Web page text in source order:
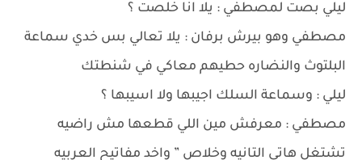
ليلي بصت لمصطفي : يلا انا خلصت ؟
مصطفي وهو بيرش برفان : يلا تعالي بس خدي سماعة
البلتوث والنضاره حطيهم معاكي في شنطتك
ليلي : وسماعة السلك اجيبها ولا اسيبها ؟
مصطفي : معرفش مين اللي قطعها مش راضيه
تشتغل هاتي التانيه وخلاص ” واخد مفاتيح العربيه